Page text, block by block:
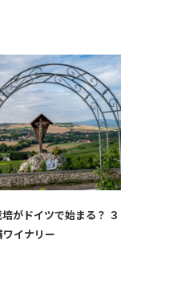
がドイツで始まる？ ３
イナリー